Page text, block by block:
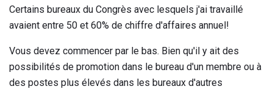
Certains bureaux du Congrès avec lesquels j'ai travaillé
avaient entre 50 et 60% de chiffre d'affaires annuel!
Vous devez commencer par le bas. Bien qu'il y ait des
possibilités de promotion dans le bureau d'un membre ou à
des postes plus élevés dans les bureaux d'autres